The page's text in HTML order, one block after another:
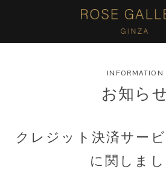
INFORMATION
お知ら
クレジット決済サー
に関しま